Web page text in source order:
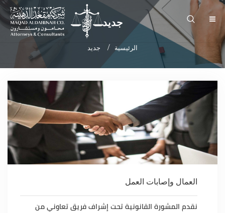
جديد
الرئيسية جديد
العمال وإصابات العمل
نقدم المشورة القانونية تحت إشراف فريق تعاوني من